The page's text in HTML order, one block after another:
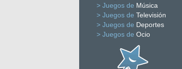
> Juegos de Música
> Juegos de Televisión
> Juegos de Deportes
> Juegos de Ocio